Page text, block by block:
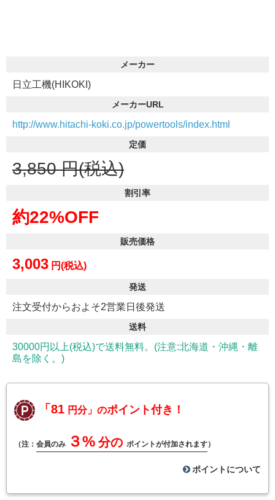
メーカー
日立工機(HIKOKI)
メーカーURL
http://www.hitachi-koki.co.jp/powertools/index.html
定価
3,850 円(税込)
割引率
約22%OFF
販売価格
3,003 円(税込)
発送
注文受付からおよそ2営業日後発送
送料
30000円以上(税込)で送料無料。(注意:北海道・沖縄・離
島を除く。)
「81 円分」のポイント付き！
（注： 会員のみ ３% 分の ポイントが付加されます）
ポイントについて